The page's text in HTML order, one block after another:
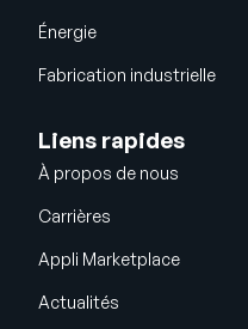
Énergie
Fabrication industrielle
Liens rapides
À propos de nous
Carrières
Appli Marketplace
Actualités